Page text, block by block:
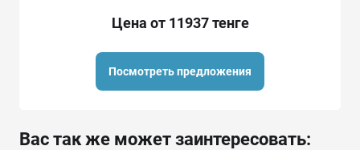
Цена от 11937 тенге
Посмотреть предложения
Вас так же может заинтересовать: